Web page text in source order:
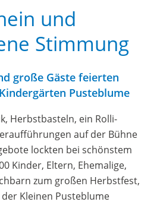
und
Stimmung
große Gäste feierten
Pusteblume
Herbstbasteln, ein Rolli-
auf der Bühne
lockten bei schönstem
Kinder, Eltern, Ehemalige,
zum großen Herbstfest,
Kleinen Pusteblume